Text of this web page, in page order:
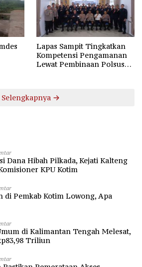
Lapas Sampit Tingkatkan
Kompetensi Pengamanan
Lewat Pembinaan Polsus
Selengkapnya
Dana Hibah Pilkada, Kejati Kalteng
KPU Kotim
di Pemkab Kotim Lowong, Apa
di Kalimantan Tengah Melesat,
Triliun